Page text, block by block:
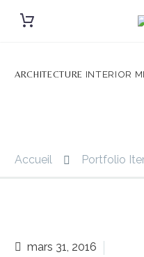
ARCHITECTURE INTERIOR
Accueil Portfolio
mars 31, 2016